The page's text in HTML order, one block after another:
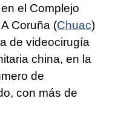
el Complejo
Coruña (Chuac)
de videocirugía
china, en la
de
con más de